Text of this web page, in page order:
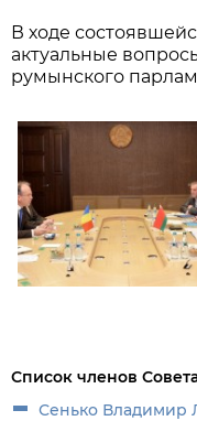
В ходе
актуальные
румынского
Список членов
Сенько Владимир